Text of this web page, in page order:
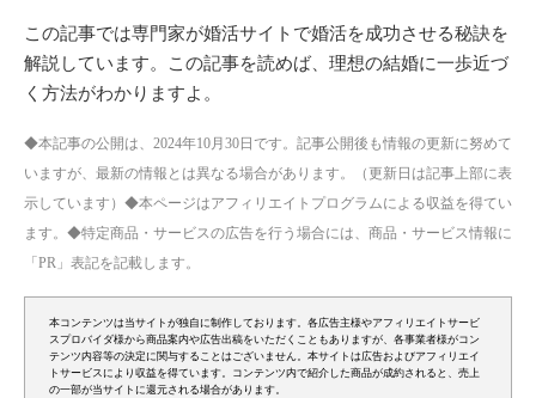
この記事では専門家が婚活サイトで婚活を成功させる秘訣を
解説しています。この記事を読めば、理想の結婚に一歩近づ
く方法がわかりますよ。
◆本記事の公開は、2024年10月30日です。記事公開後も情報の更新に努めて
いますが、最新の情報とは異なる場合があります。（更新日は記事上部に表
示しています）◆本ページはアフィリエイトプログラムによる収益を得てい
ます。◆特定商品・サービスの広告を行う場合には、商品・サービス情報に
「PR」表記を記載します。
本コンテンツは当サイトが独自に制作しております。各広告主様やアフィリエイトサービ
スプロバイダ様から商品案内や広告出稿をいただくこともありますが、各事業者様がコン
テンツ内容等の決定に関与することはございません。本サイトは広告およびアフィリエイ
トサービスにより収益を得ています。コンテンツ内で紹介した商品が成約されると、売上
の一部が当サイトに還元される場合があります。